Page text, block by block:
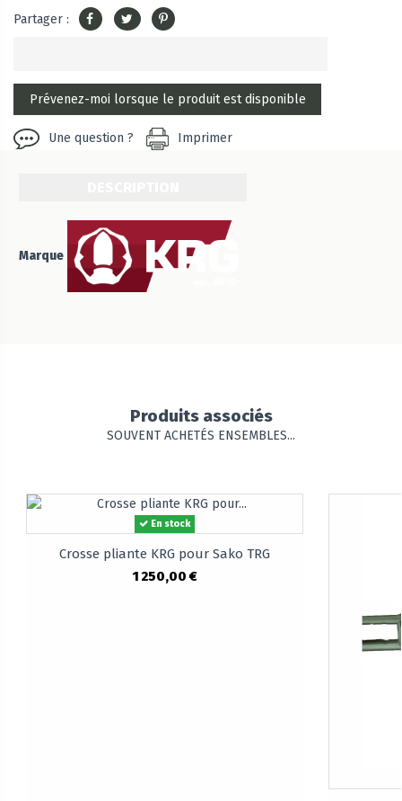
Partager :
Une question ? Imprimer
Marque
Produits associés
SOUVENT ACHETÉS ENSEMBLES...
En stock
Crosse pliante KRG pour Sako TRG
1 250,00 €